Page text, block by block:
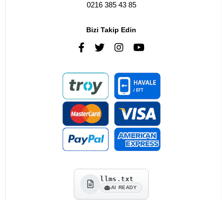
0216 385 43 85
Bizi Takip Edin
llms.txt
AI READY